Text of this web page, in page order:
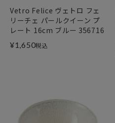
Vetro Felice ヴェトロ フェ
リーチェ パールクイーン プ
レート 16cm ブルー 356716
¥1,650税込